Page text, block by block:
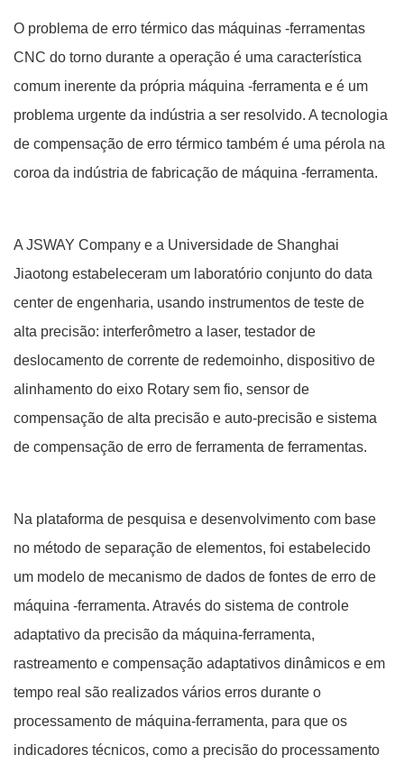
O problema de erro térmico das máquinas -ferramentas
CNC do torno durante a operação é uma característica
comum inerente da própria máquina -ferramenta e é um
problema urgente da indústria a ser resolvido. A tecnologia
de compensação de erro térmico também é uma pérola na
coroa da indústria de fabricação de máquina -ferramenta.
A JSWAY Company e a Universidade de Shanghai
Jiaotong estabeleceram um laboratório conjunto do data
center de engenharia, usando instrumentos de teste de
alta precisão: interferômetro a laser, testador de
deslocamento de corrente de redemoinho, dispositivo de
alinhamento do eixo Rotary sem fio, sensor de
compensação de alta precisão e auto-precisão e sistema
de compensação de erro de ferramenta de ferramentas.
Na plataforma de pesquisa e desenvolvimento com base
no método de separação de elementos, foi estabelecido
um modelo de mecanismo de dados de fontes de erro de
máquina -ferramenta. Através do sistema de controle
adaptativo da precisão da máquina-ferramenta,
rastreamento e compensação adaptativos dinâmicos e em
tempo real são realizados vários erros durante o
processamento de máquina-ferramenta, para que os
indicadores técnicos, como a precisão do processamento